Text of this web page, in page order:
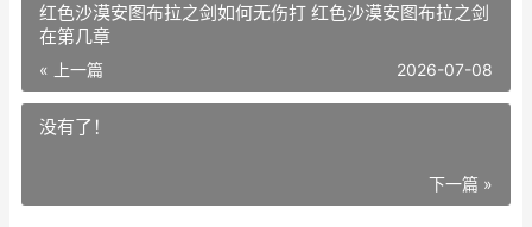
红色沙漠安图布拉之剑如何无伤打 红色沙漠安图布拉之剑
在第几章
« 上一篇 2026-07-08
没有了！
下一篇 »